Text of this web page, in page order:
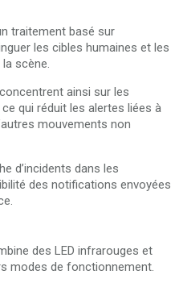
traitement basé sur
les cibles humaines et les
scène.
ainsi sur les
qui réduit les alertes liées à
mouvements non
d’incidents dans les
des notifications envoyées
des LED infrarouges et
modes de fonctionnement.